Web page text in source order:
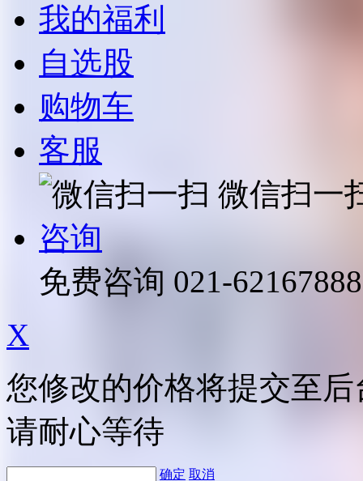
我的福利
自选股
购物车
客服
微信扫一
咨询
免费咨询 021-62167888
X
您修改的价格将提交至
请耐心等待
确定 取消